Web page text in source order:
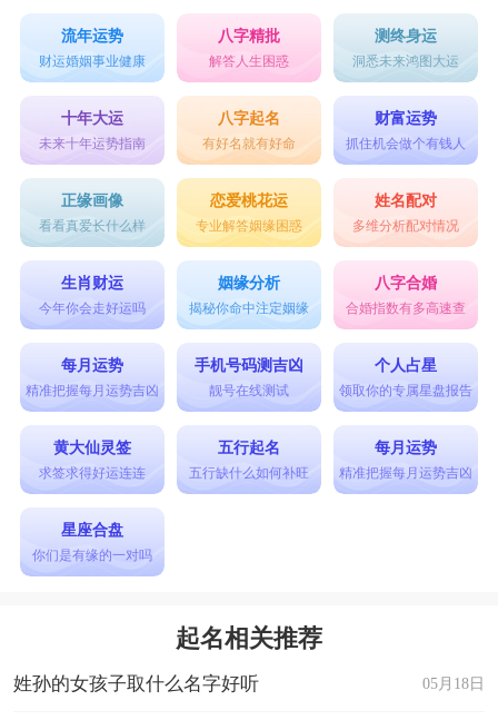
御卓 御沧 御帝 御鉴 御复
御韬 御琛 御煌
御迁 舒御 御苑 御寒 赋御
之御 御飞 御霖 御笑 御佳
御涵 御皓 御理
御军 御杰 奇御 锦御 御宸
流年运势
财运婚姻事业健康
八字精批
解答人生困惑
测终身运
洞悉未来鸿图大运
十年大运
未来十年运势指南
八字起名
有好名就有好命
财富运势
抓住机会做个有钱人
正缘画像
看看真爱长什么样
恋爱桃花运
专业解答姻缘困惑
姓名配对
多维分析配对情况
生肖财运
今年你会走好运吗
姻缘分析
揭秘你命中注定姻缘
八字合婚
合婚指数有多高速查
每月运势
精准把握每月运势吉凶
手机号码测吉凶
靓号在线测试
个人占星
领取你的专属星盘报告
黄大仙灵签
求签求得好运连连
五行起名
五行缺什么如何补旺
每月运势
精准把握每月运势吉凶
星座合盘
你们是有缘的一对吗
起名相关推荐
05月18日
姓孙的女孩子取什么名字好听